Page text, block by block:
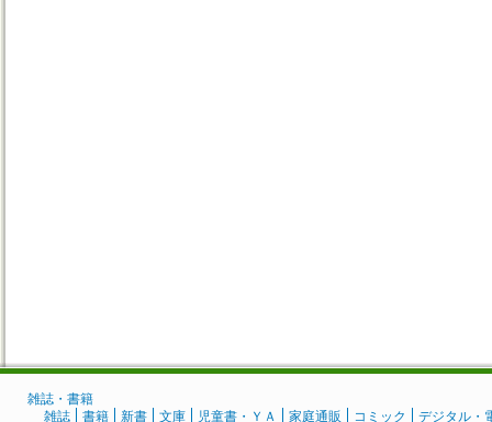
雑誌・書籍
雑誌
書籍 新書 文庫 児童書・ＹＡ 家庭通販 コミック デジタル・